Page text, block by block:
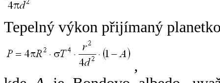
Tepelný výkon přijímaný
,